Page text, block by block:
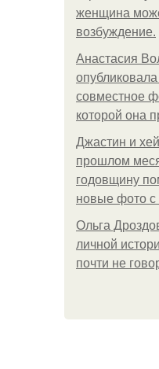
женщина
возбуждение.
Анастасия
опубликовала
совместное
которой она
Джастин и
прошлом
годовщину
новые фото с
Ольга
личной
почти не